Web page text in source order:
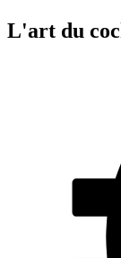
L'art du